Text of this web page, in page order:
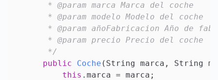
     * @param marca Marca del coche
     * @param modelo Modelo del coche
* @param añoFabricacion Año de
     * @param precio Precio del coche
     */
public
Coche ( String marca, String
this .marca = marca;